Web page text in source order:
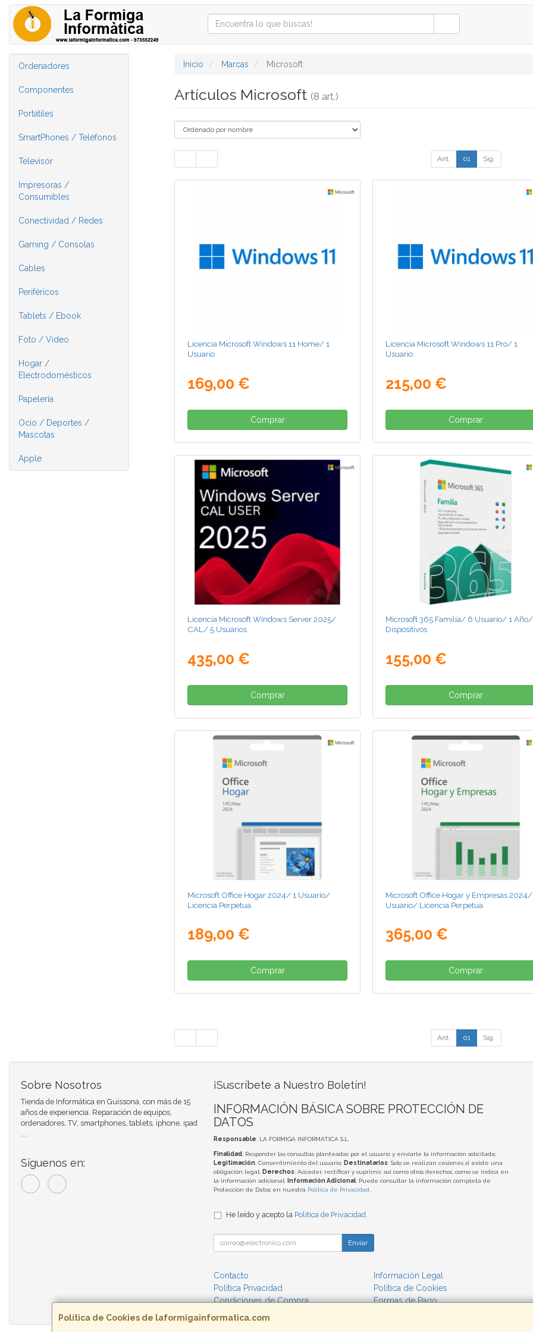
Ordenadores
Componentes
Portátiles
SmartPhones / Teléfonos
Televisor
Impresoras /
Consumibles
Conectividad / Redes
Gaming / Consolas
Cables
Periféricos
Tablets / Ebook
Foto / Video
Hogar /
Electrodomésticos
Papelería
Ocio / Deportes /
Mascotas
Apple
Inicio Marcas Microsoft
Artículos Microsoft (8 art.)
Ant. 01 Sig.
Licencia Microsoft Windows 11 Home/ 1
Usuario
169,00 €
Comprar
Licencia Microsoft Windows 11 Pro/ 1
Usuario
215,00 €
Comprar
Licencia Microsoft Windows Server 2025/
CAL/ 5 Usuarios
435,00 €
Comprar
Microsoft 365 Familia/ 6 Usuario/ 1
Dispositivos
155,00 €
Comprar
Microsoft Office Hogar 2024/ 1 Usuario/
Licencia Perpetua
189,00 €
Comprar
Microsoft Office Hogar y Empresas 2024/
Usuario/ Licencia Perpetua
365,00 €
Comprar
Ant. 01 Sig.
Política de Cookies de laformigainformatica.com
Sobre Nosotros
Tienda de Informática en Guissona, con más de 15
años de experiencia. Reparación de equipos,
ordenadores, TV, smartphones, tablets, iphone, ipad
....
Síguenos en:
¡Suscríbete a Nuestro Boletín!
INFORMACIÓN BÁSICA SOBRE PROTECCIÓN DE
DATOS
Responsable: LA FORMIGA INFORMATICA S.L.
Finalidad: Responder las consultas planteadas por el usuario y enviarle la información solicitada;
Legitimación: Consentimiento del usuario; Destinatarios: Solo se realizan cesiones si existe una
obligación legal; Derechos: Acceder, rectificar y suprimir, así como otros derechos, como se indica en
la información adicional;
Información Adicional: Puede consultar la información completa de
Protección de Datos en nuestra Política de Privacidad.
He leído y acepto la Política de Privacidad.
Enviar
Contacto
Información Legal
Política Privacidad
Política de Cookies
Condiciones de Compra
Formas de Pago